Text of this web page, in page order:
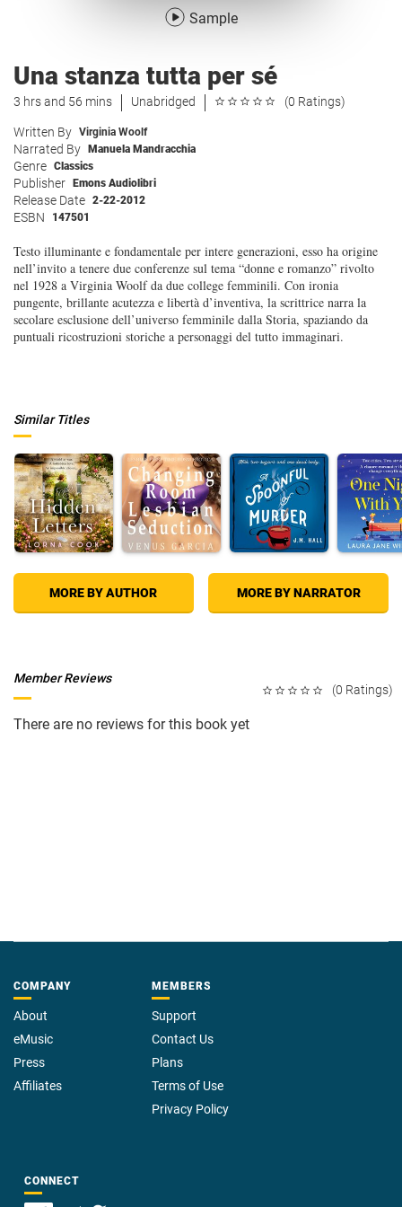
Sample
Una stanza tutta per sé
3 hrs and 56 mins Unabridged (0 Ratings)
Written By Virginia Woolf
Narrated By Manuela Mandracchia
Genre Classics
Publisher Emons Audiolibri
Release Date 2-22-2012
ESBN 147501
Testo illuminante e fondamentale per intere generazioni, esso ha origine
nell’invito a tenere due conferenze sul tema “donne e romanzo” rivolto
nel 1928 a Virginia Woolf da due college femminili. Con ironia
pungente, brillante acutezza e libertà d’inventiva, la scrittrice narra la
secolare esclusione dell’universo femminile dalla Storia, spaziando da
puntuali ricostruzioni storiche a personaggi del tutto immaginari.
Similar Titles
MORE BY AUTHOR MORE BY NARRATOR
(0 Ratings)
Member Reviews
There are no reviews for this book yet
COMPANY
About
eMusic
Press
Affiliates
MEMBERS
Support
Contact Us
Plans
Terms of Use
Privacy Policy
CONNECT